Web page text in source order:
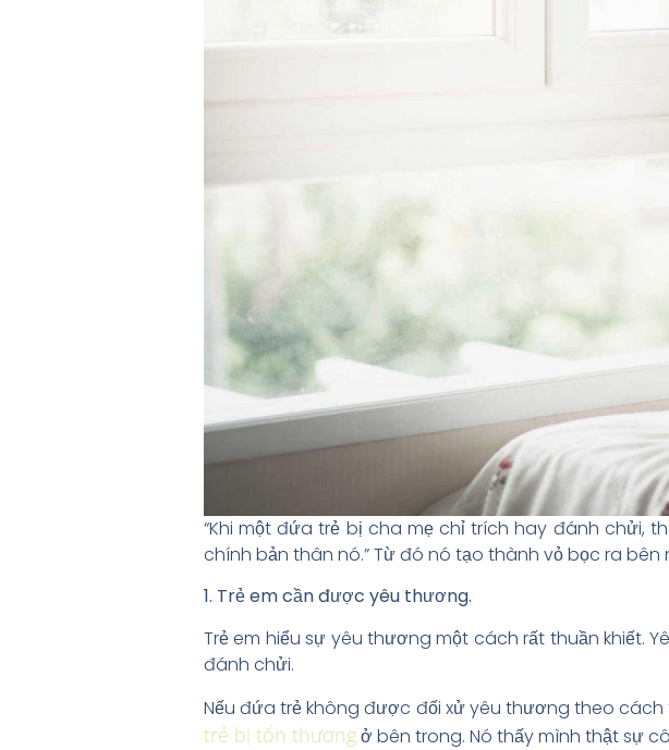
“Khi một đứa trẻ bị cha mẹ chỉ trích hay đánh chửi,
chính bản thân nó.” Từ đó nó tạo thành vỏ bọc ra
1. Trẻ em cần được yêu thương.
Trẻ em hiểu sự yêu thương một cách rất thuần khiết.
đánh chửi.
Nếu đứa trẻ không được đối xử yêu thương theo
trẻ bị tổn thươngở bên trong. Nó thấy mình thật sự